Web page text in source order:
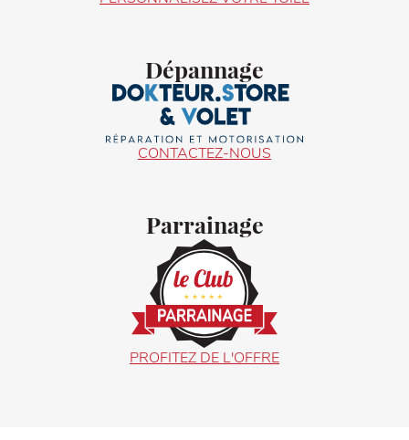
Dépannage
CONTACTEZ-NOUS
Parrainage
PROFITEZ DE L'OFFRE